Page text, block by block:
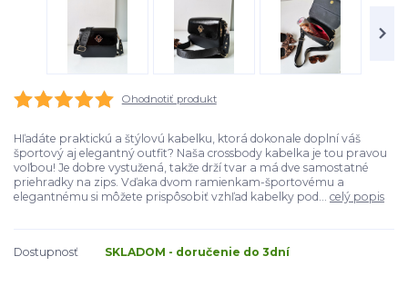
Ohodnotiť produkt
Hľadáte praktickú a štýlovú kabelku, ktorá dokonale doplní váš
športový aj elegantný outfit? Naša crossbody kabelka je tou pravou
voľbou! Je dobre vystužená, takže drží tvar a má dve samostatné
priehradky na zips. Vďaka dvom ramienkam-športovému a
elegantnému si môžete prispôsobiť vzhľad kabelky pod... celý popis
Dostupnosť SKLADOM - doručenie do 3dní